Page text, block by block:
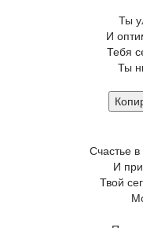
Ты
И
Тебя
Ты
Счастье
И
Твой